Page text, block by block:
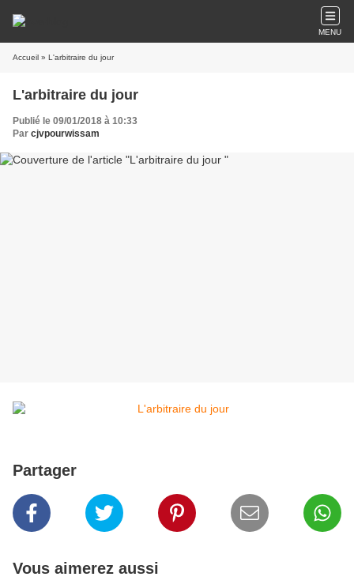
MENU
Accueil » L'arbitraire du jour
L'arbitraire du jour
Publié le 09/01/2018 à 10:33
Par cjvpourwissam
Partager
Vous aimerez aussi